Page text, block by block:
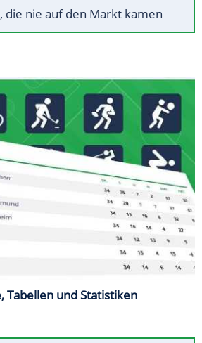
die nie auf den Markt kamen
Tabellen und Statistiken